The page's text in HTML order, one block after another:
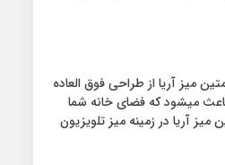
میز آریا از طراحی فوق العاده
میشود که فضای خانه شما
آریا در زمینه میز تلویزیون